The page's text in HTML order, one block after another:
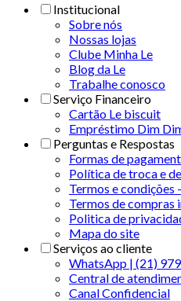
Institucional
Sobre nós
Nossas lojas
Clube Minha Le
Blog da Le
Trabalhe conosco
Serviço Financeiro
Cartão Le biscuit
Empréstimo Dim
Perguntas e Respostas
Formas de
Política de troca e
Termos e condições
Termos de compras
Politica de
Mapa do site
Serviços ao cliente
WhatsApp | (21)
Central de
Canal Confidencial